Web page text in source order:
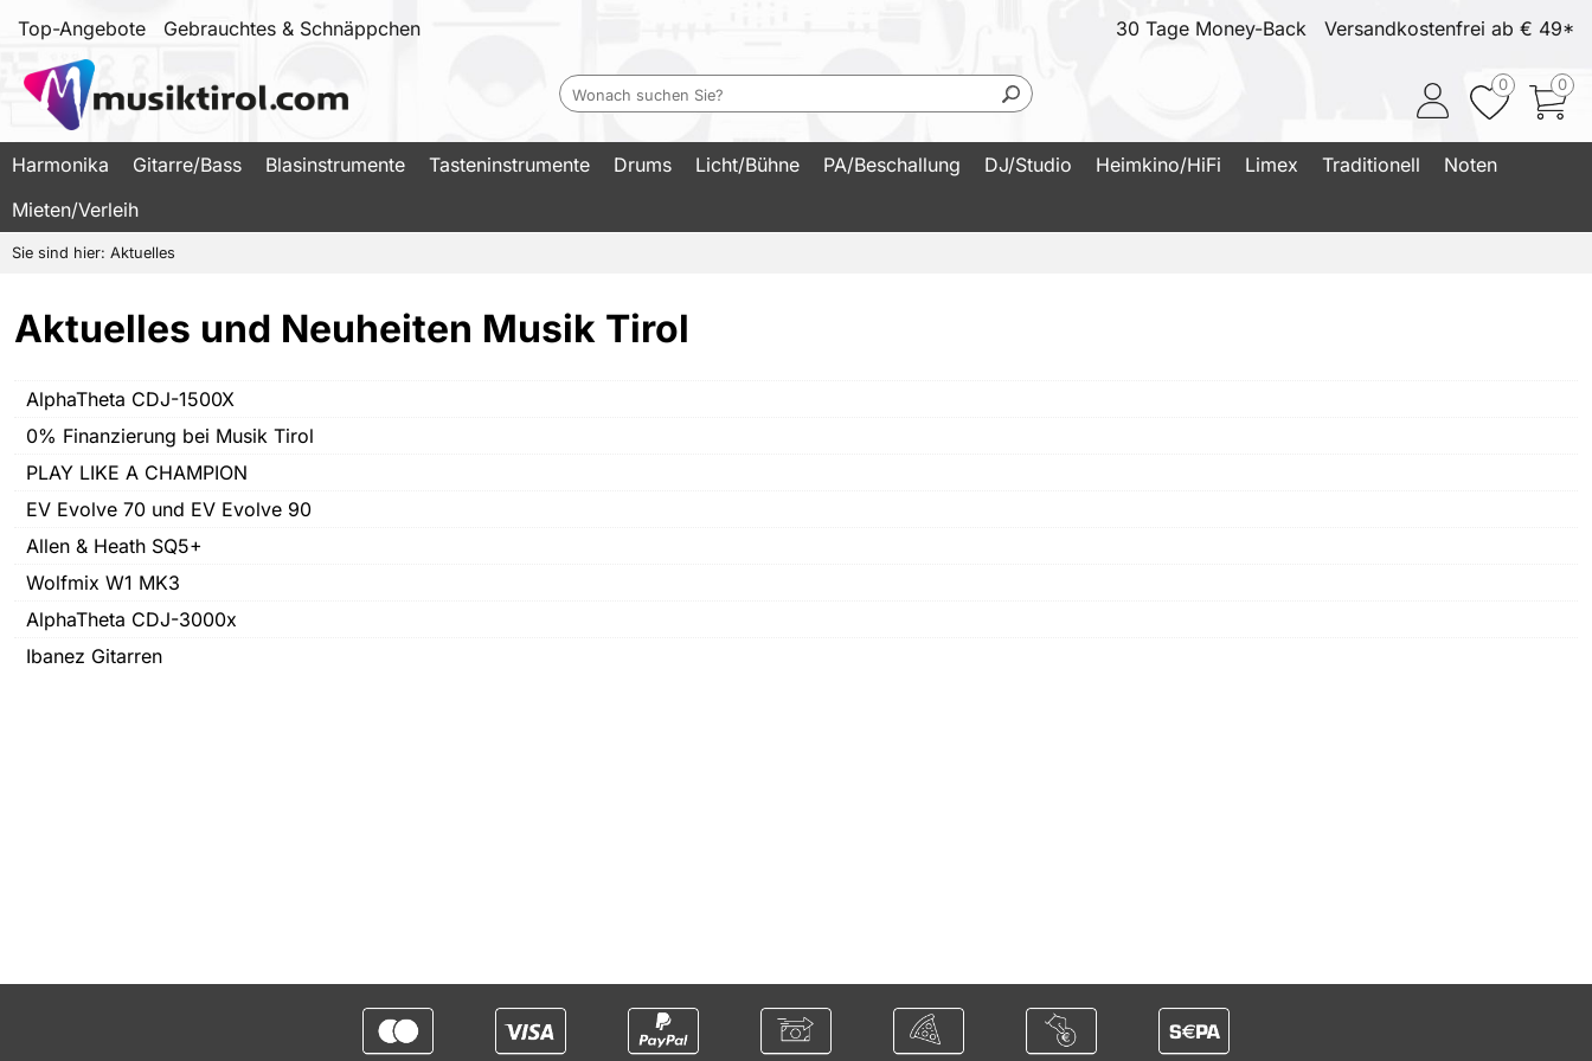
0
0
30 Tage Money-Back Versandkostenfrei ab € 49*
Top-Angebote Gebrauchtes & Schnäppchen
Harmonika Gitarre/Bass Blasinstrumente Tasteninstrumente Drums Licht/Bühne PA/Beschallung DJ/Studio Heimkino/HiFi Limex Traditionell
Noten
Mieten/Verleih
Sie sind hier: Aktuelles
Aktuelles und Neuheiten Musik Tirol
AlphaTheta CDJ-1500X
0% Finanzierung bei Musik Tirol
PLAY LIKE A CHAMPION
EV Evolve 70 und EV Evolve 90
Allen & Heath SQ5+
Wolfmix W1 MK3
AlphaTheta CDJ-3000x
Ibanez Gitarren